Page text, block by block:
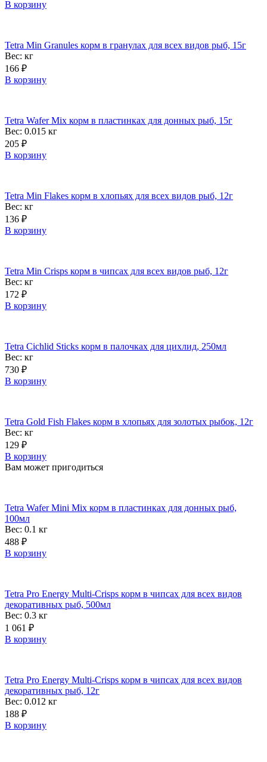
В корзину
Tetra Min Granules корм в гранулах для всех видов рыб, 15г
Вес: кг
166 ₽
В корзину
Tetra Wafer Mix корм в пластинках для донных рыб, 15г
Вес: 0.015 кг
205 ₽
В корзину
Tetra Min Flakes корм в хлопьях для всех видов рыб, 12г
Вес: кг
136 ₽
В корзину
Tetra Min Crisps корм в чипсах для всех видов рыб, 12г
Вес: кг
172 ₽
В корзину
Tetra Cichlid Sticks корм в палочках для цихлид, 250мл
Вес: кг
730 ₽
В корзину
Tetra Gold Fish Flakes корм в хлопьях для золотых рыбок, 12г
Вес: кг
129 ₽
В корзину
Вам может пригодиться
Tetra Wafer Mini Mix корм в пластинках для донных рыб,
100мл
Вес: 0.1 кг
488 ₽
В корзину
Tetra Pro Energy Multi-Crisps корм в чипсах для всех видов
декоративных рыб, 500мл
Вес: 0.3 кг
1 061 ₽
В корзину
Tetra Pro Energy Multi-Crisps корм в чипсах для всех видов
декоративных рыб, 12г
Вес: 0.012 кг
188 ₽
В корзину